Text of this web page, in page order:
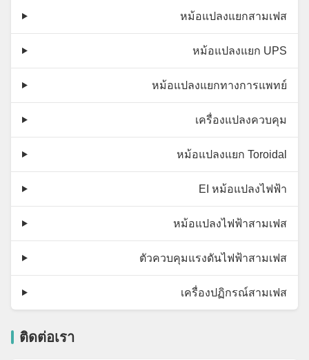
หม้อแปลงแยกสามเฟส
หม้อแปลงแยก UPS
หม้อแปลงแยกทางการแพทย์
เครื่องแปลงควบคุม
หม้อแปลงแยก Toroidal
EI หม้อแปลงไฟฟ้า
หม้อแปลงไฟฟ้าสามเฟส
ตัวควบคุมแรงดันไฟฟ้าสามเฟส
เครื่องปฏิกรณ์สามเฟส
ติดต่อเรา